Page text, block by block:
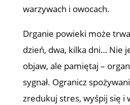
warzywach i owocach.
Drganie powieki może
dzień, dwa, kilka dni… Nie
objaw, ale pamiętaj –
sygnał. Ogranicz
zredukuj stres, wyśpij się i